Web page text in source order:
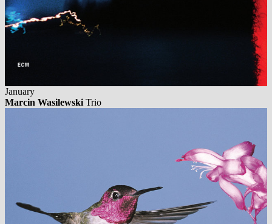
January
Marcin Wasilewski Trio